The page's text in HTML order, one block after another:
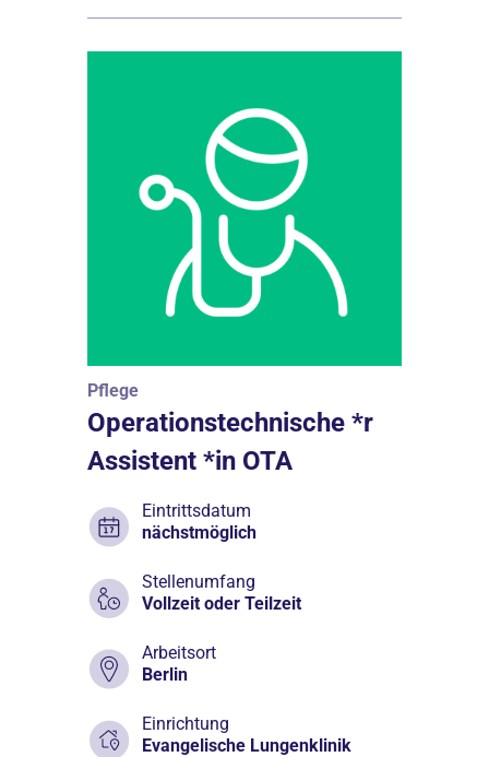
Pflege
Operationstechnische *r
Assistent *in OTA
Eintrittsdatum
nächstmöglich
Stellenumfang
Vollzeit oder Teilzeit
Arbeitsort
Berlin
Einrichtung
Evangelische Lungenklinik